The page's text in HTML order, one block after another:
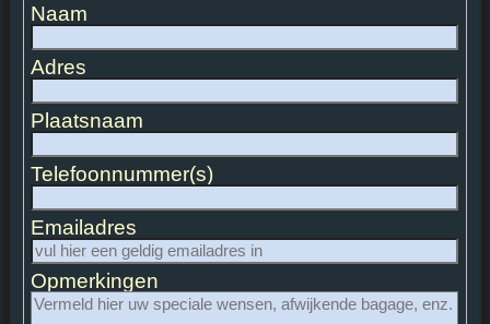
Naam
Adres
Plaatsnaam
Telefoonnummer(s)
Emailadres
Opmerkingen